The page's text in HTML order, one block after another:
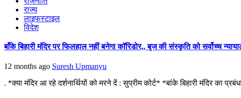
राज्य
लाइफस्टाइल
विदेश
बाँके बिहारी मंदिर पर फिलहाल नहीं बनेगा कॉरिडोर,, बृज की संस्कृति को सर्वोच्च
12 months ago Suresh Upmanyu
. *क्या मंदिर आ रहे दर्शनार्थियों को मरने दें : सुप्रीम कोर्ट* *बांके बिहारी मंदिर का